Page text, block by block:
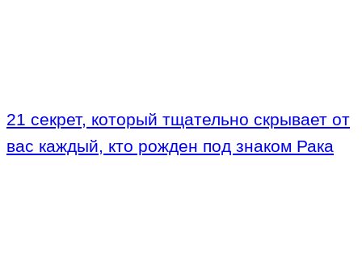
21 секрет, который тщательно скрывает от
вас каждый, кто рожден под знаком Рака